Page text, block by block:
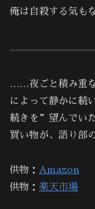
俺は自殺する気も
……夜ごと積み重
によって静かに続
続きを”望んでい
買い物が、語り部
供物： Amazon
供物： 楽天市場